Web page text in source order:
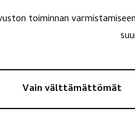
toiminnan
Vain välttämättömät